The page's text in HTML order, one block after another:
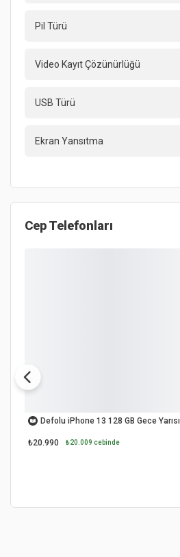
Pil Türü
Video Kayıt Çözünürlüğü
USB Türü
Ekran Yansıtma
Cep Telefonları
Defolu iPhone 13 128 GB Gece Yarısı
₺20.990 ₺20.009 cebinde